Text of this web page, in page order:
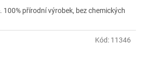
přírodní výrobek, bez chemických
Kód: 11346